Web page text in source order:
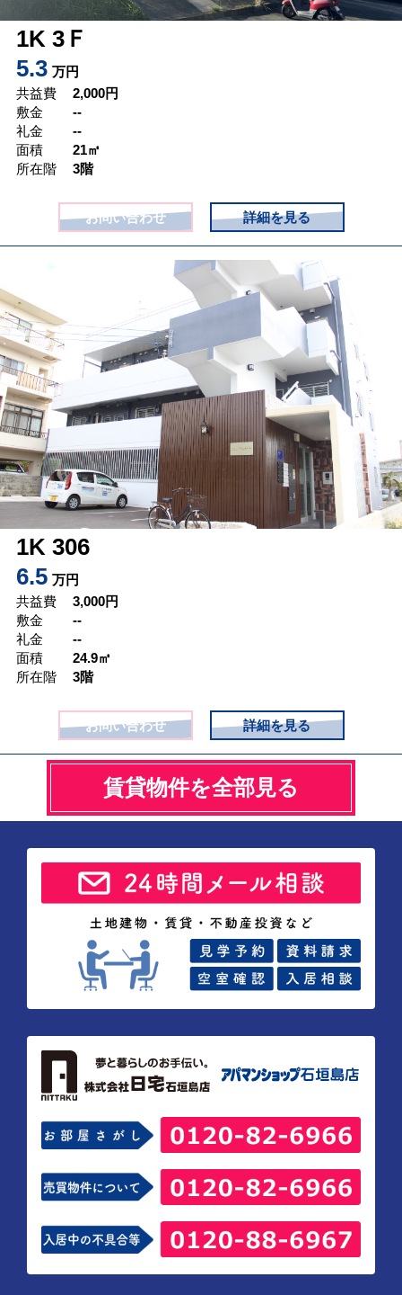
1K 3Ｆ
5.3 万円
共益費
2,000円
敷金
--
礼金
--
面積
21㎡
所在階
3階
お問い合わせ 詳細を見る
1K 306
6.5 万円
共益費
3,000円
敷金
--
礼金
--
面積
24.9㎡
所在階
3階
お問い合わせ 詳細を見る
賃貸物件を全部見る